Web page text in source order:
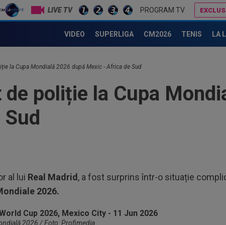
LIVE TV PROGRAM TV
VIDEO SUPERLIGA CM2026 TENIS LA
la Cupa Mondială 2026 după Mexic - Africa de Sud
poliție la Cupa
al lui Real Madrid , a fost surprins într-o situație
2026.
2026 / Foto: Profimedia
și